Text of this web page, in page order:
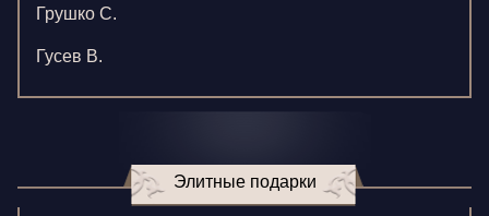
Грушко С.
Гусев В.
Зверева В.
Кормилицына Е. Элитные подарки